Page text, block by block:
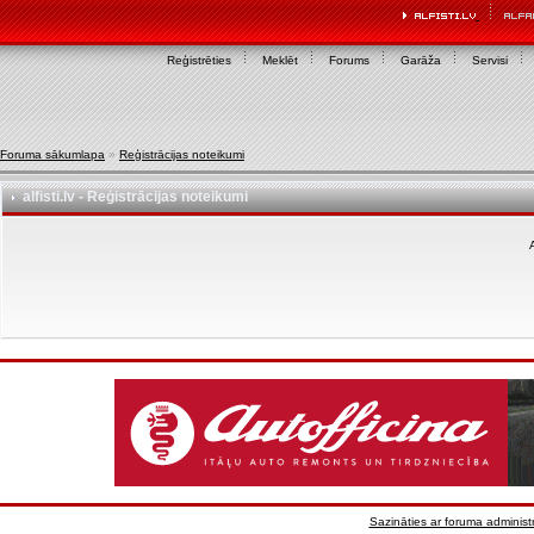
Reģistrēties Meklēt Forums Garāža Servisi
Foruma sākumlapa » Reģistrācijas noteikumi
alfisti.lv - Reģistrācijas noteikumi
Sazināties ar foruma